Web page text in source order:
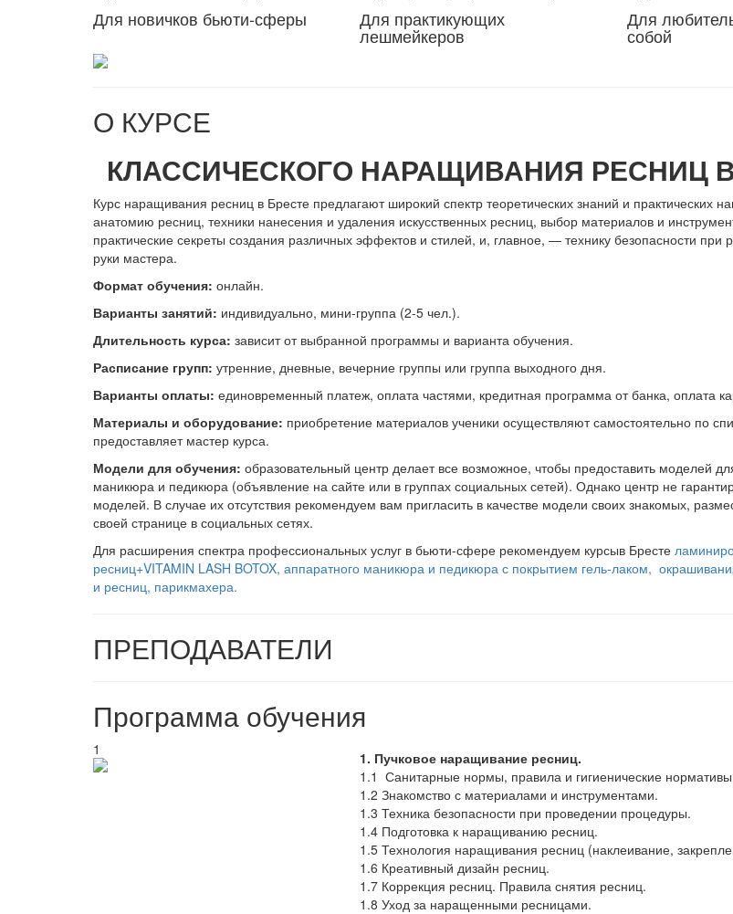
Для новичков бьюти-сферы Для практикующих
лешмейкеров
Для
собой
О КУРСЕ
КЛАССИЧЕСКОГО НАРАЩИВАНИЯ РЕСНИЦ
Курс наращивания ресниц в Бресте предлагают широкий спектр теоретических знаний и практических
анатомию ресниц, техники нанесения и удаления искусственных ресниц, выбор материалов и
практические секреты создания различных эффектов и стилей, и, главное, — технику безопасности при
руки мастера.
Формат обучения: онлайн.
Варианты занятий: индивидуально, мини-группа (2-5 чел.).
Длительность курса: зависит от выбранной программы и варианта обучения.
Расписание групп: утренние, дневные, вечерние группы или группа выходного дня.
Варианты оплаты: единовременный платеж, оплата частями, кредитная программа от банка, оплата
Материалы и оборудование: приобретение материалов ученики осуществляют самостоятельно по
предоставляет мастер курса.
Модели для обучения: образовательный центр делает все возможное, чтобы предоставить моделей
маникюра и педикюра (объявление на сайте или в группах социальных сетей). Однако центр не
моделей. В случае их отсутствия рекомендуем вам пригласить в качестве модели своих знакомых,
своей странице в социальных сетях.
Для расширения спектра профессиональных услуг в бьюти-сфере рекомендуем курсыв Бресте
ресниц+VITAMIN LASH BOTOX, аппаратного маникюра и педикюра с покрытием гель-лаком,
и ресниц, парикмахера.
ПРЕПОДАВАТЕЛИ
Программа обучения
1
1. Пучковое наращивание ресниц.
1.1 Санитарные нормы, правила и гигиенические
1.2 Знакомство с материалами и инструментами.
1.3 Техника безопасности при проведении процедуры.
1.4 Подготовка к наращиванию ресниц.
1.5 Технология наращивания ресниц (наклеивание,
1.6 Креативный дизайн ресниц.
1.7 Коррекция ресниц. Правила снятия ресниц.
1.8 Уход за наращенными ресницами.